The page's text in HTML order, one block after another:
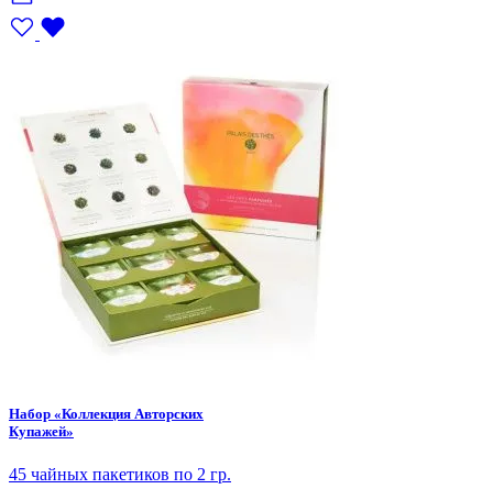
Набор «Коллекция Авторских
Купажей»
45 чайных пакетиков по 2 гр.